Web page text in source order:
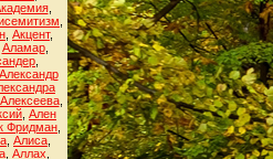
,
Акцент,
Аламар,
Александр
Алексеева,
Ален
Фридман
Алиса
Аллах